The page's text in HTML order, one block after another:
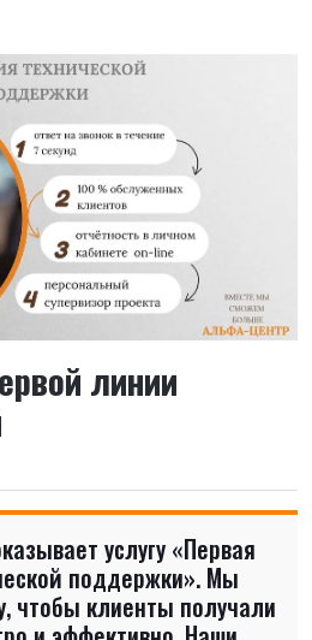
линии
услугу «Первая
поддержки». Мы
чтобы клиенты получали